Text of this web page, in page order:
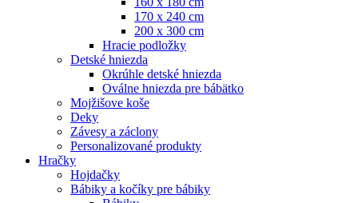
170 x 240 cm
200 x 300 cm
Hracie podložky
Detské hniezda
Okrúhle detské hniezda
Oválne hniezda pre bábätko
Mojžišove koše
Deky
Závesy a záclony
Personalizované produkty
Hračky
Hojdačky
Bábiky a kočíky pre bábiky